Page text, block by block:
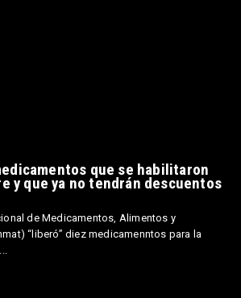
que se habilitaron
y que ya no tendrán descuentos
de Medicamentos, Alimentos y
“liberó” diez medicamenntos para la